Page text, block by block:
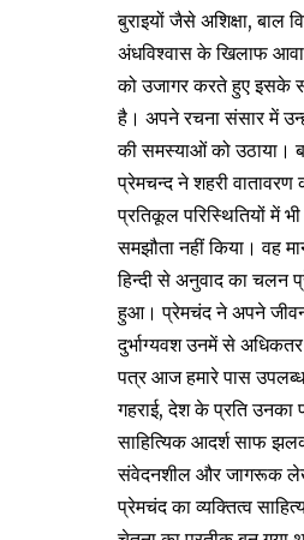
बुराइयों जैसे अशिक्षा, बाल
अंधविश्वास के खिलाफ
को उजागर करते हुए इसके
है। अपने रचना संसार में
की समस्याओं को उठाया।
प्रेमचन्द ने शहरी
प्रतिकूल परिस्थितियों में
समझौता नहीं किया। वह
हिन्दी से अनुवाद का चलन
हुआ। प्रेमचंद ने अपने
दुर्भाग्यवश उनमें से
पत्र आज हमारे पास
गहराई, देश के प्रति
साहित्यिक आदर्श साफ
संवेदनशील और जागरूक
प्रेमचंद का व्यक्तित्व